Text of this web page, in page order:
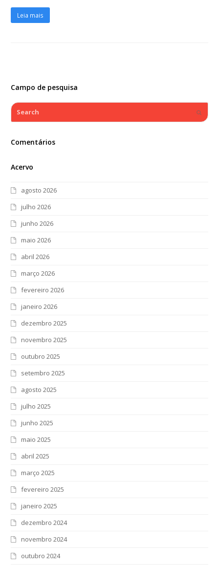
Leia mais
Campo de pesquisa
Search
Comentários
Acervo
agosto 2026
julho 2026
junho 2026
maio 2026
abril 2026
março 2026
fevereiro 2026
janeiro 2026
dezembro 2025
novembro 2025
outubro 2025
setembro 2025
agosto 2025
julho 2025
junho 2025
maio 2025
abril 2025
março 2025
fevereiro 2025
janeiro 2025
dezembro 2024
novembro 2024
outubro 2024